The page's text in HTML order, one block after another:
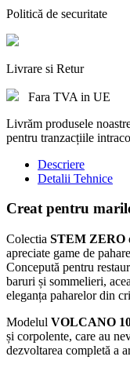
Politică de securitate
Livrare si Retur
Fara TVA in UE
Livrăm produsele
pentru tranzacțiile
Descriere
Detalii Tehnice
Creat pentru
Colectia STEM ZERO
apreciate game de
Concepută pentru
baruri și sommelieri,
eleganța paharelor din
Modelul VOLCANO
și corpolente, care au
dezvoltarea completă a